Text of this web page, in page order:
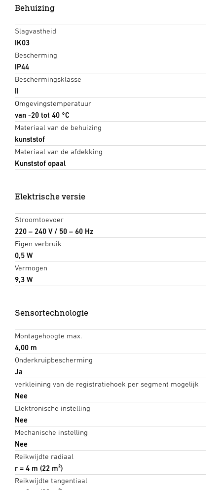
Behuizing
Slagvastheid
IK03
Bescherming
IP44
Beschermingsklasse
II
Omgevingstemperatuur
van -20 tot 40 °C
Materiaal van de behuizing
kunststof
Materiaal van de afdekking
Kunststof opaal
Elektrische versie
Stroomtoevoer
220 – 240 V / 50 – 60 Hz
Eigen verbruik
0,5 W
Vermogen
9,3 W
Sensortechnologie
Montagehoogte max.
4,00 m
Onderkruipbescherming
Ja
verkleining van de registratiehoek per segment mogelijk
Nee
Elektronische instelling
Nee
Mechanische instelling
Nee
Reikwijdte radiaal
r = 4 m (22 m²)
Reikwijdte tangentiaal